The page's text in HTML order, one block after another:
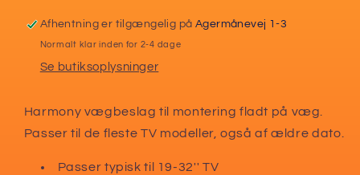
Afhentning er tilgængelig på Agermånevej 1-3
Normalt klar inden for 2-4 dage
Se butiksoplysninger
Harmony vægbeslag til montering fladt på væg.
Passer til de fleste TV modeller, også af ældre dato.
Passer typisk til 19-32'' TV